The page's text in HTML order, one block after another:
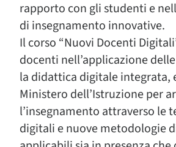
rapporto con gli studenti e
di insegnamento innovative.
Il corso “Nuovi Docenti
docenti nell’applicazione
la didattica digitale integrata,
Ministero dell’Istruzione per
l’insegnamento attraverso le
digitali e nuove metodologie